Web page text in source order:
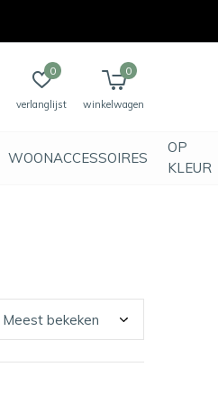
WOONACCESSOIRES
OP
KLEUR
verlanglijst
0
winkelwagen
0